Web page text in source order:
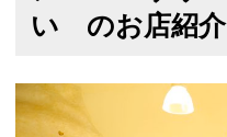
い のお店紹介